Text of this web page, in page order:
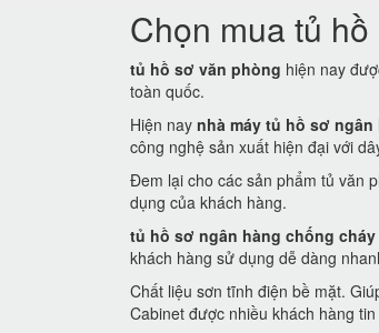
Chọn mua tủ
tủ hồ sơ văn phòng hiện nay
toàn quốc.
Hiện nay nhà máy tủ hồ sơ ngân
công nghệ sản xuất hiện đại với
Đem lại cho các sản phẩm tủ văn
dụng của khách hàng.
tủ hồ sơ ngân hàng chống cháy
khách hàng sử dụng dễ dàng
Chất liệu sơn tĩnh điện bề mặt.
Cabinet được nhiều khách hàng